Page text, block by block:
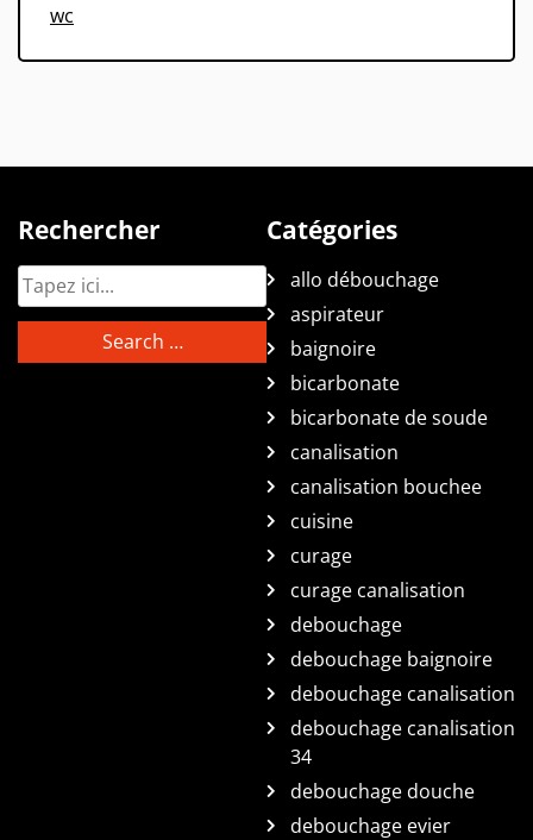
wc
Rechercher Catégories
allo débouchage
aspirateur
baignoire
bicarbonate
bicarbonate de soude
canalisation
canalisation bouchee
cuisine
curage
curage canalisation
debouchage
debouchage baignoire
debouchage canalisation
debouchage canalisation
34
debouchage douche
debouchage evier